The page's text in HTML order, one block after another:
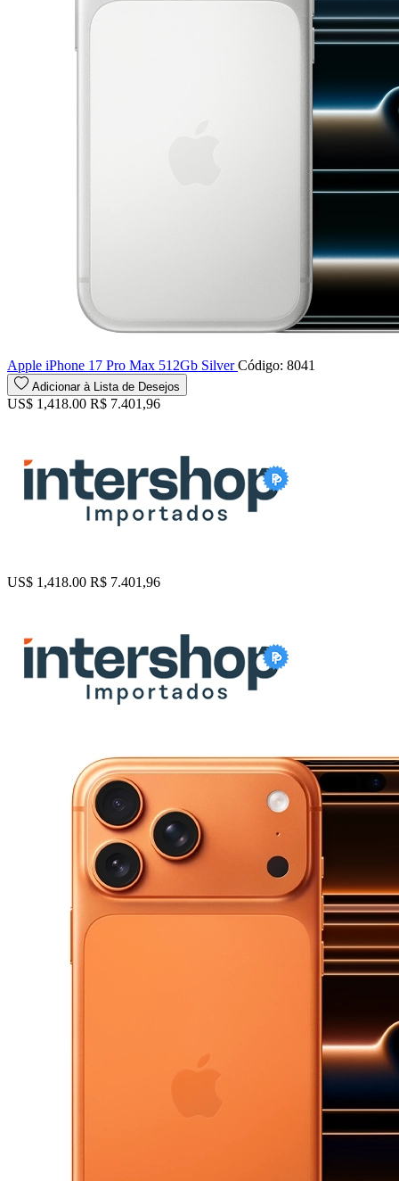
Apple iPhone 17 Pro Max 512Gb SilverCódigo: 8041
Adicionar à Lista de Desejos
US$ 1,418.00 R$ 7.401,96
US$ 1,418.00 R$ 7.401,96